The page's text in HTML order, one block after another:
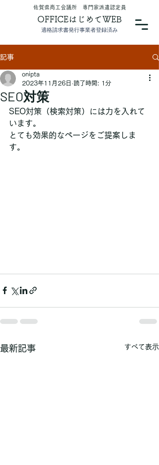
OFFICEはじめてWEB
​佐賀県商工会議所 専門家派遣認定員
適格請求書発行事業者登録済み
記事
SEO対策
onipta
2023年11月26日 読了時間: 1分
SEO対策（検索対策）には力を入れて
います。
とても効果的なページをご提案しま
す。
最新記事 すべて表示